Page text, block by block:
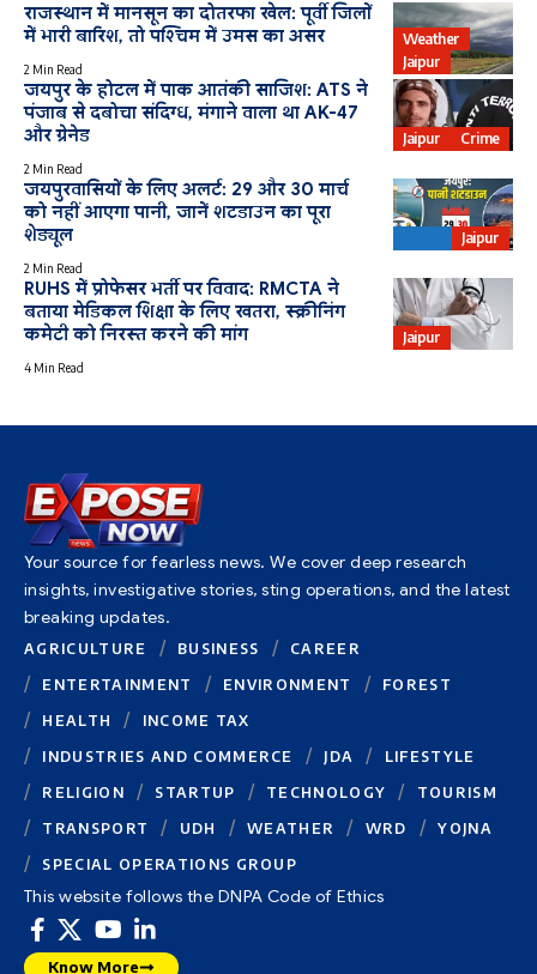
Weather
Jaipur
राजस्थान में मानसून का दोतरफा खेल: पूर्वी जिलों
में भारी बारिश, तो पश्चिम में उमस का असर
2 Min Read
Jaipur Crime
जयपुर के होटल में पाक आतंकी साजिश: ATS ने
पंजाब से दबोचा संदिग्ध, मंगाने वाला था AK-47
और ग्रेनेड
2 Min Read
Jaipur
जयपुरवासियों के लिए अलर्ट: 29 और 30 मार्च
को नहीं आएगा पानी, जानें शटडाउन का पूरा
शेड्यूल
2 Min Read
Jaipur
RUHS में प्रोफेसर भर्ती पर विवाद: RMCTA ने
बताया मेडिकल शिक्षा के लिए खतरा, स्क्रीनिंग
कमेटी को निरस्त करने की मांग
4 Min Read
Your source for fearless news. We cover deep research
insights, investigative stories, sting operations, and the latest
breaking updates.
AGRICULTURE BUSINESS
CAREER
ENTERTAINMENT
ENVIRONMENT
FOREST
HEALTH
INCOME TAX
INDUSTRIES AND COMMERCE
JDA
LIFESTYLE
RELIGION
STARTUP TECHNOLOGY
TOURISM
TRANSPORT
UDH WEATHER WRD
YOJNA
SPECIAL OPERATIONS GROUP
This website follows the DNPA Code of Ethics
Know More